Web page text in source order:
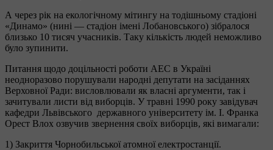
А через рік на екологічному мітингу на тодішньому стадіоні
«Динамо» (нині — стадіон імені Лобановського) зібралося
близько 10 тисяч учасників. Таку кількість людей неможливо
було зупинити.
Питання щодо доцільності роботи АЕС в Україні
неодноразово порушували народні депутати на засіданнях
Верховної Ради: висловлювали як власні аргументи, так і
зачитували листи від виборців. У травні 1990 року завідувач
кафедри Львівського державного університету ім. І. Франка
Орест Влох озвучив звернення своїх виборців, які вимагали:
1) Закриття Чорнобильської атомної електростанції.